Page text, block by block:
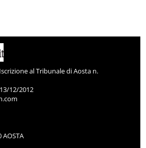
al Tribunale di Aosta n.
12/2012
AOSTA